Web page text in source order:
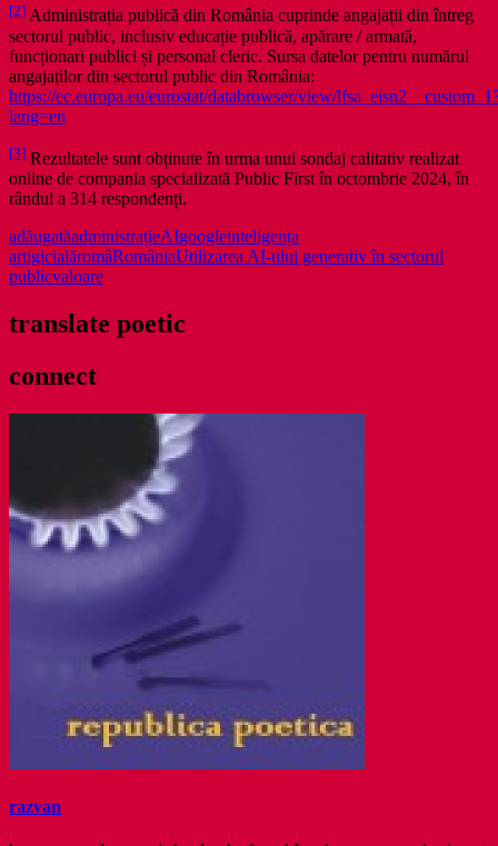
[2] Administrația publică din România cuprinde angajații din întreg
sectorul public, inclusiv educație publică, apărare / armată,
funcționari publici și personal cleric. Sursa datelor pentru numărul
angajaților din sectorul public din România:
https://ec.europa.eu/eurostat/databrowser/view/
lang=en
[3] Rezultatele sunt obținute în urma unui sondaj calitativ realizat
online de compania specializată Public First în octombrie 2024, în
rândul a 314 respondenți.
adăugatăadministrațieAIgoogleinteligența
artigicialăromâRomâniaUtilizarea AI-ului generativ în sectorul
publicvaloare
translate poetic
connect
razvan